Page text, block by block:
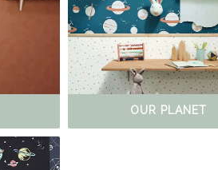
OUR PLANET